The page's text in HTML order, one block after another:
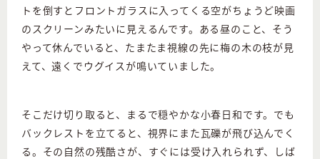
トを倒すとフロントガラスに入ってくる空がちょうど映画
のスクリーンみたいに見えるんです。ある昼のこと、そう
やって休んでいると、たまたま視線の先に梅の木の枝が見
えて、遠くでウグイスが鳴いていました。
そこだけ切り取ると、まるで穏やかな小春日和です。でも
バックレストを立てると、視界にまた瓦礫が飛び込んでく
る。その自然の残酷さが、すぐには受け入れられず、しば